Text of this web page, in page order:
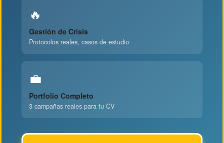
🔥
Gestión de Crisis
Protocolos reales, casos de estudio
💼
Portfolio Completo
3 campañas reales para tu CV